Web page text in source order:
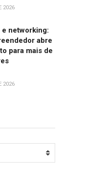
2026
networking:
abre
para mais de
2026